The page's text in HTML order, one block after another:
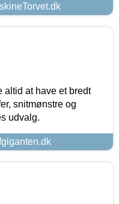
altid at have et bredt
snitmønstre og
udvalg.